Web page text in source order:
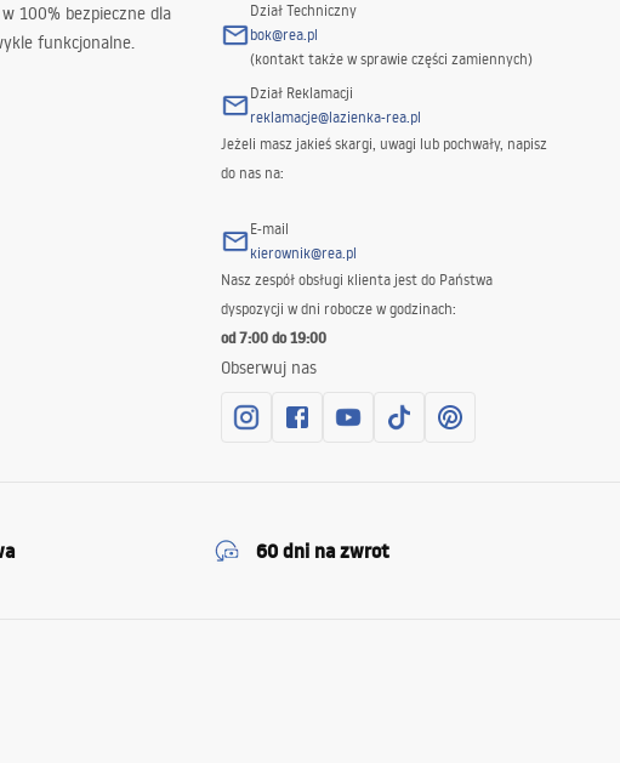
100% bezpieczne dla
funkcjonalne.
Dział Techniczny
bok@rea.pl
(kontakt także w sprawie części zamiennych)
Dział Reklamacji
reklamacje@lazienka-rea.pl
Jeżeli masz jakieś skargi, uwagi lub pochwały, napisz
do nas na:
E-mail
kierownik@rea.pl
Nasz zespół obsługi klienta jest do Państwa
dyspozycji w dni robocze w godzinach:
od 7:00 do 19:00
Obserwuj nas
60 dni na zwrot